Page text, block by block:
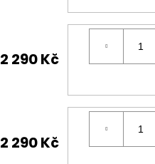
2 290 Kč
2 290 Kč